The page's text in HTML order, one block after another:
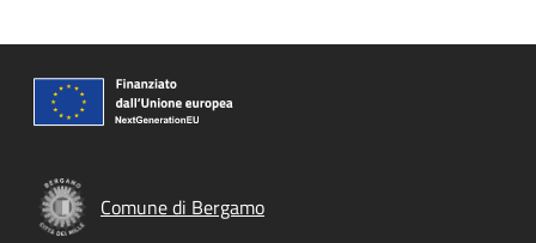
Comune di Bergamo